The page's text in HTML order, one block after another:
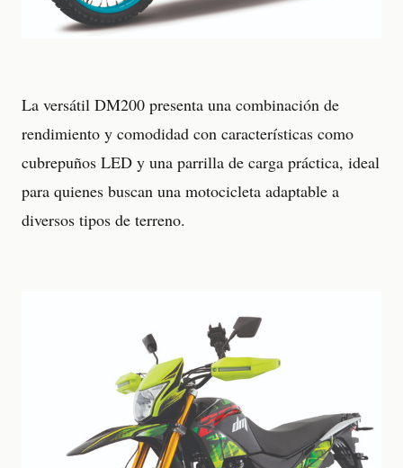
La versátil DM200 presenta una combinación de
rendimiento y comodidad con características como
cubrepuños LED y una parrilla de carga práctica, ideal
para quienes buscan una motocicleta adaptable a
diversos tipos de terreno.